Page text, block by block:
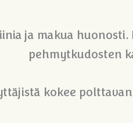
ja makua
pehmytkudosten
kokee